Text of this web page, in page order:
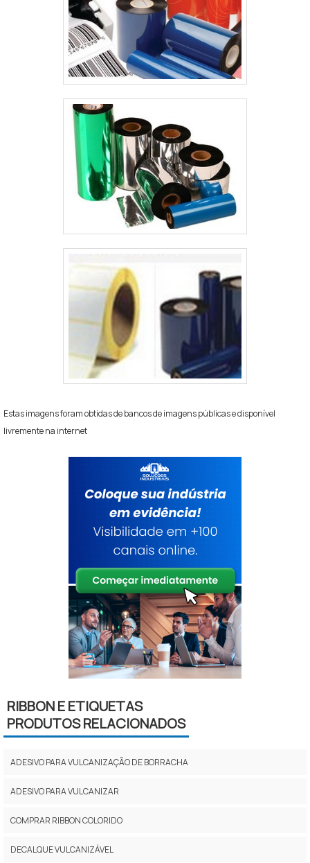
Estas imagens foram obtidas de bancos de imagens públicas e disponível
livremente na internet
RIBBON E ETIQUETAS
PRODUTOS RELACIONADOS
ADESIVO PARA VULCANIZAÇÃO DE BORRACHA
ADESIVO PARA VULCANIZAR
COMPRAR RIBBON COLORIDO
DECALQUE VULCANIZÁVEL